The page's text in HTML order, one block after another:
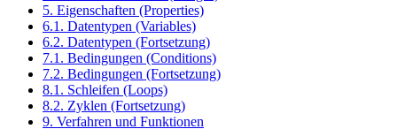
5. Eigenschaften (Properties)
6.1. Datentypen (Variables)
6.2. Datentypen (Fortsetzung)
7.1. Bedingungen (Conditions)
7.2. Bedingungen (Fortsetzung)
8.1. Schleifen (Loops)
8.2. Zyklen (Fortsetzung)
9. Verfahren und Funktionen